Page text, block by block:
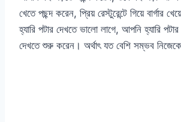
খেতে পছন্দ করেন, প্রিয় রেস্টুরেন্টে গিয়ে বার্গার
হ্যারি পটার দেখতে ভালো লাগে, আপনি হ্যারি
দেখতে শুরু করেন। অর্থাৎ যত বেশি সম্ভব